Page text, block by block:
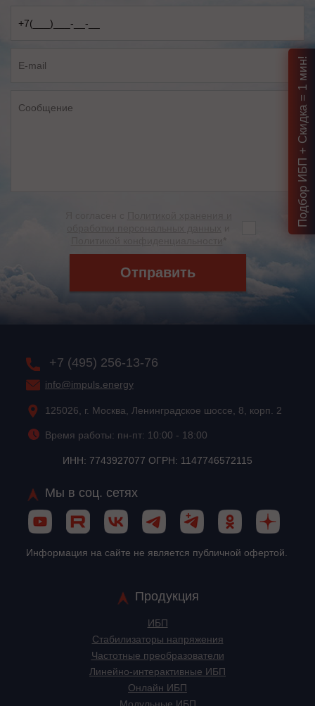
Отправить
+7 (495) 256-13-76
info@impuls.energy
125026, г. Москва, Ленинградское шоссе, 8, корп. 2
Время работы: пн-пт: 10:00 - 18:00
ИНН: 7743927077 ОГРН: 1147746572115
Мы в соц. сетях
Информация на сайте не является публичной офертой.
Продукция
ИБП
Стабилизаторы напряжения
Частотные преобразователи
Линейно-интерактивные ИБП
Онлайн ИБП
Подбор ИБП + Скидка = 1 мин!